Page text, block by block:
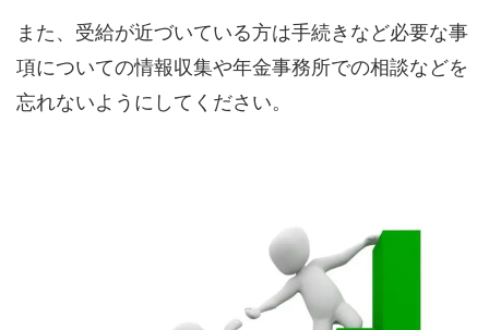
また、受給が近づいている方は手続きなど必要な事
項についての情報収集や年金事務所での相談などを
忘れないようにしてください。